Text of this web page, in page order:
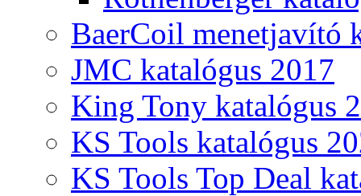
BaerCoil menetjavító
JMC katalógus 2017
King Tony katalógus
KS Tools katalógus
KS Tools Top Deal